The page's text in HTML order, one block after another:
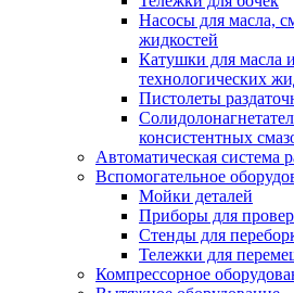
Насосы для масла,
жидкостей
Катушки для масла
технологических
Пистолеты
консистентных
Автоматическая система
Вспомогательное
Мойки деталей
Приборы для
Стенды для
Тележки для
Компрессорное